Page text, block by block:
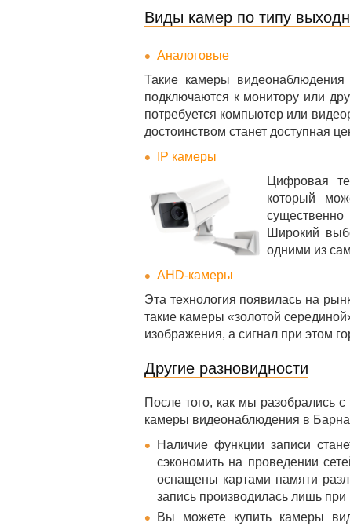
Виды камер по типу
Аналоговые
Такие камеры
подключаются к монитору или
потребуется компьютер или
достоинством станет доступная
IP камеры
Цифровая
который
Широкий
одними из
AHD-камеры
Эта технология появилась на
такие камеры «золотой
изображения, а сигнал при этом
Другие разновидности
После того, как мы разобрались
камеры видеонаблюдения в
Наличие функции записи
сэкономить на проведении
оснащены картами памяти
запись производилась лишь
Вы можете купить камеры